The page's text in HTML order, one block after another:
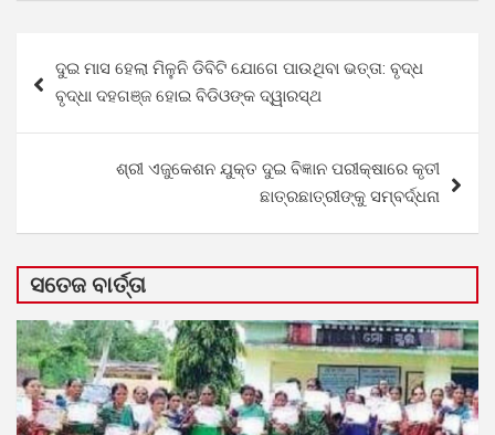
navigation
ଦୁଇ ମାସ ହେଲା ମିଳୁନି ଡିବିଟି ଯୋଗେ ପାଉଥିବା ଭତ୍ତା: ବୃଦ୍ଧ
ବୃଦ୍ଧା ଦହଗଞ୍ଜ ହୋଇ ବିଡିଓଙ୍କ ଦ୍ୱାରସ୍ଥ
ଶ୍ରୀ ଏଜୁକେଶନ ଯୁକ୍ତ ଦୁଇ ବିଜ୍ଞାନ ପରୀକ୍ଷାରେ କୃତୀ
ଛାତ୍ରଛାତ୍ରୀଙ୍କୁ ସମ୍ବର୍ଦ୍ଧନା
ସତେଜ ବାର୍ତ୍ତା